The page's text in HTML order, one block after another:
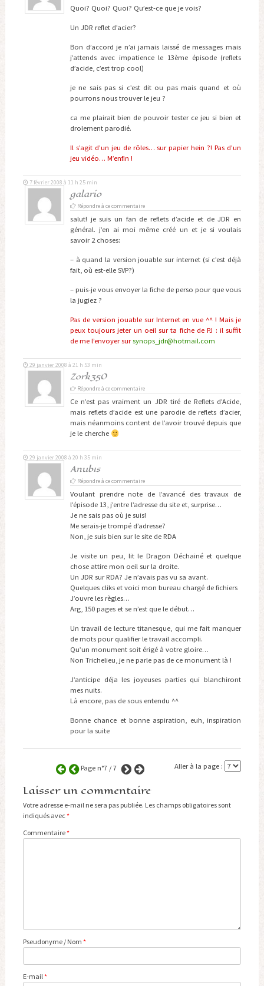
Quoi? Quoi? Quoi? Qu’est-ce que je vois?
Un JDR reflet d’acier?
Bon d’accord je n’ai jamais laissé de messages mais
j’attends avec impatience le 13ème épisode (reflets
d’acide, c’est trop cool)
je ne sais pas si c’est dit ou pas mais quand et où
pourrons nous trouver le jeu ?
ca me plairait bien de pouvoir tester ce jeu si bien et
drolement parodié.
Il s’agit d’un jeu de rôles… sur papier hein ?! Pas d’un
jeu vidéo… M’enfin !
galario
7 février 2008 à 11 h 25 min
Répondre à ce commentaire
salut! je suis un fan de reflets d’acide et de JDR en
général. j’en ai moi même créé un et je si voulais
savoir 2 choses:
– à quand la version jouable sur internet (si c’est déjà
fait, où est-elle SVP?)
– puis-je vous envoyer la fiche de perso pour que vous
la jugiez ?
Pas de version jouable sur Internet en vue ^^ ! Mais je
peux toujours jeter un oeil sur ta fiche de PJ : il suffit
de me l’envoyer sursynops_jdr@hotmail.com
Zork350
29 janvier 2008 à 21 h 53 min
Répondre à ce commentaire
Ce n’est pas vraiment un JDR tiré de Reflets d’Acide,
mais reflets d’acide est une parodie de reflets d’acier,
mais néanmoins content de l’avoir trouvé depuis que
je le cherche
Anub1s
29 janvier 2008 à 20 h 35 min
Répondre à ce commentaire
Voulant prendre note de l’avancé des travaux de
l’épisode 13, j’entre l’adresse du site et, surprise…
Je ne sais pas où je suis!
Me serais-je trompé d’adresse?
Non, je suis bien sur le site de RDA
Je visite un peu, lit le Dragon Déchainé et quelque
chose attire mon oeil sur la droite.
Un JDR sur RDA? Je n’avais pas vu sa avant.
Quelques cliks et voici mon bureau chargé de fichiers
J’ouvre les règles…
Arg, 150 pages et se n’est que le début…
Un travail de lecture titanesque, qui me fait manquer
de mots pour qualifier le travail accompli.
Qu’un monument soit érigé à votre gloire…
Non Trichelieu, je ne parle pas de ce monument là !
J’anticipe déja les joyeuses parties qui blanchiront
mes nuits.
Là encore, pas de sous entendu ^^
Bonne chance et bonne aspiration, euh, inspiration
pour la suite
Aller à la page :
Page n°7 / 7
Laisser un commentaire
Votre adresse e-mail ne sera pas publiée. Les champs obligatoires sont
indiqués avec*
Commentaire*
Pseudonyme / Nom *
E-mail*